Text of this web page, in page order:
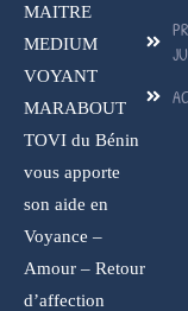
MAITRE
MEDIUM
VOYANT
MARABOUT
TOVI du Bénin
vous apporte
son aide en
Voyance –
Amour – Retour
d’affection